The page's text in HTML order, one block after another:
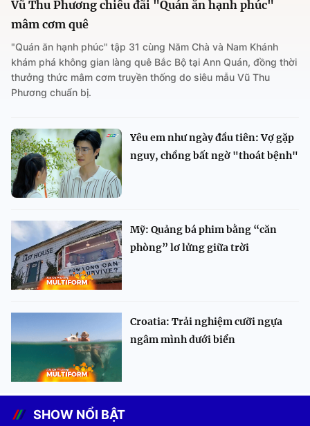
Vũ Thu Phương chiêu đãi "Quán ăn hạnh phúc"
mâm cơm quê
"Quán ăn hạnh phúc" tập 31 cùng Năm Chà và Nam Khánh
khám phá không gian làng quê Bắc Bộ tại Ann Quán, đồng thời
thưởng thức mâm cơm truyền thống do siêu mẫu Vũ Thu
Phương chuẩn bị.
Yêu em như ngày đầu tiên: Vợ gặp
nguy, chồng bất ngờ "thoát bệnh"
Mỹ: Quảng bá phim bằng “căn
phòng” lơ lửng giữa trời
Croatia: Trải nghiệm cưỡi ngựa
ngâm mình dưới biển
SHOW NỔI BẬT